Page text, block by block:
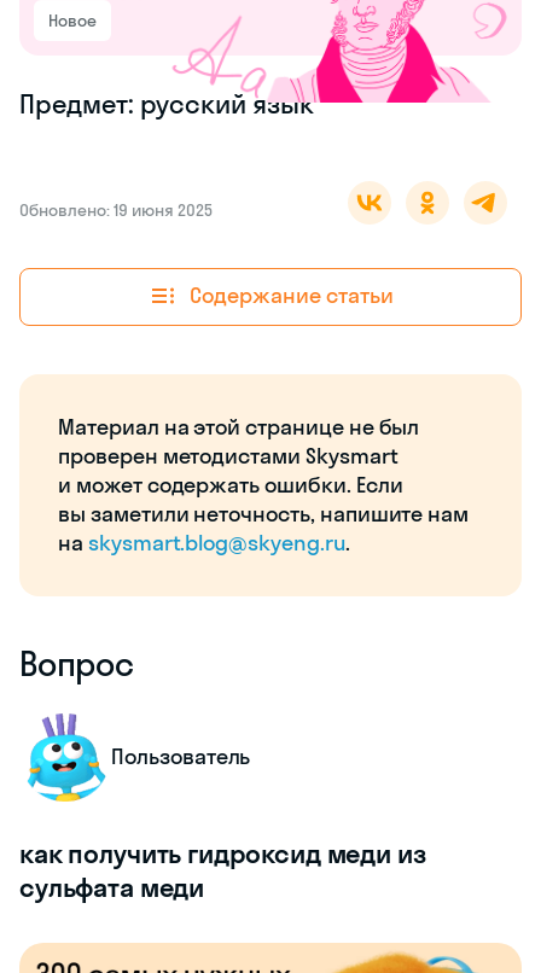
Новое
Предмет: русский язык
Обновлено: 19 июня 2025
Содержание статьи
Материал на этой странице не был
проверен методистами Skysmart
и может содержать ошибки. Если
вы заметили неточность, напишите нам
на skysmart.blog@skyeng.ru.
Вопрос
Пользователь
как получить гидроксид меди из
сульфата меди